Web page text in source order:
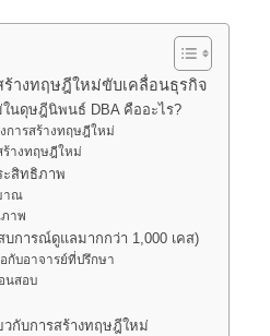
างทฤษฎีใหม่ขับเคลื่อนธุรกิจ
นดุษฎีนิพนธ์ DBA คืออะไร?
ารสร้างทฤษฎีใหม่
างทฤษฎีใหม่
ะสิทธิภาพ
าณ
าพ
การณ์ดูแลมากกว่า 1,000 เคส)
กับอาจารย์ที่ปรึกษา
นสอบ
กับการสร้างทฤษฎีใหม่